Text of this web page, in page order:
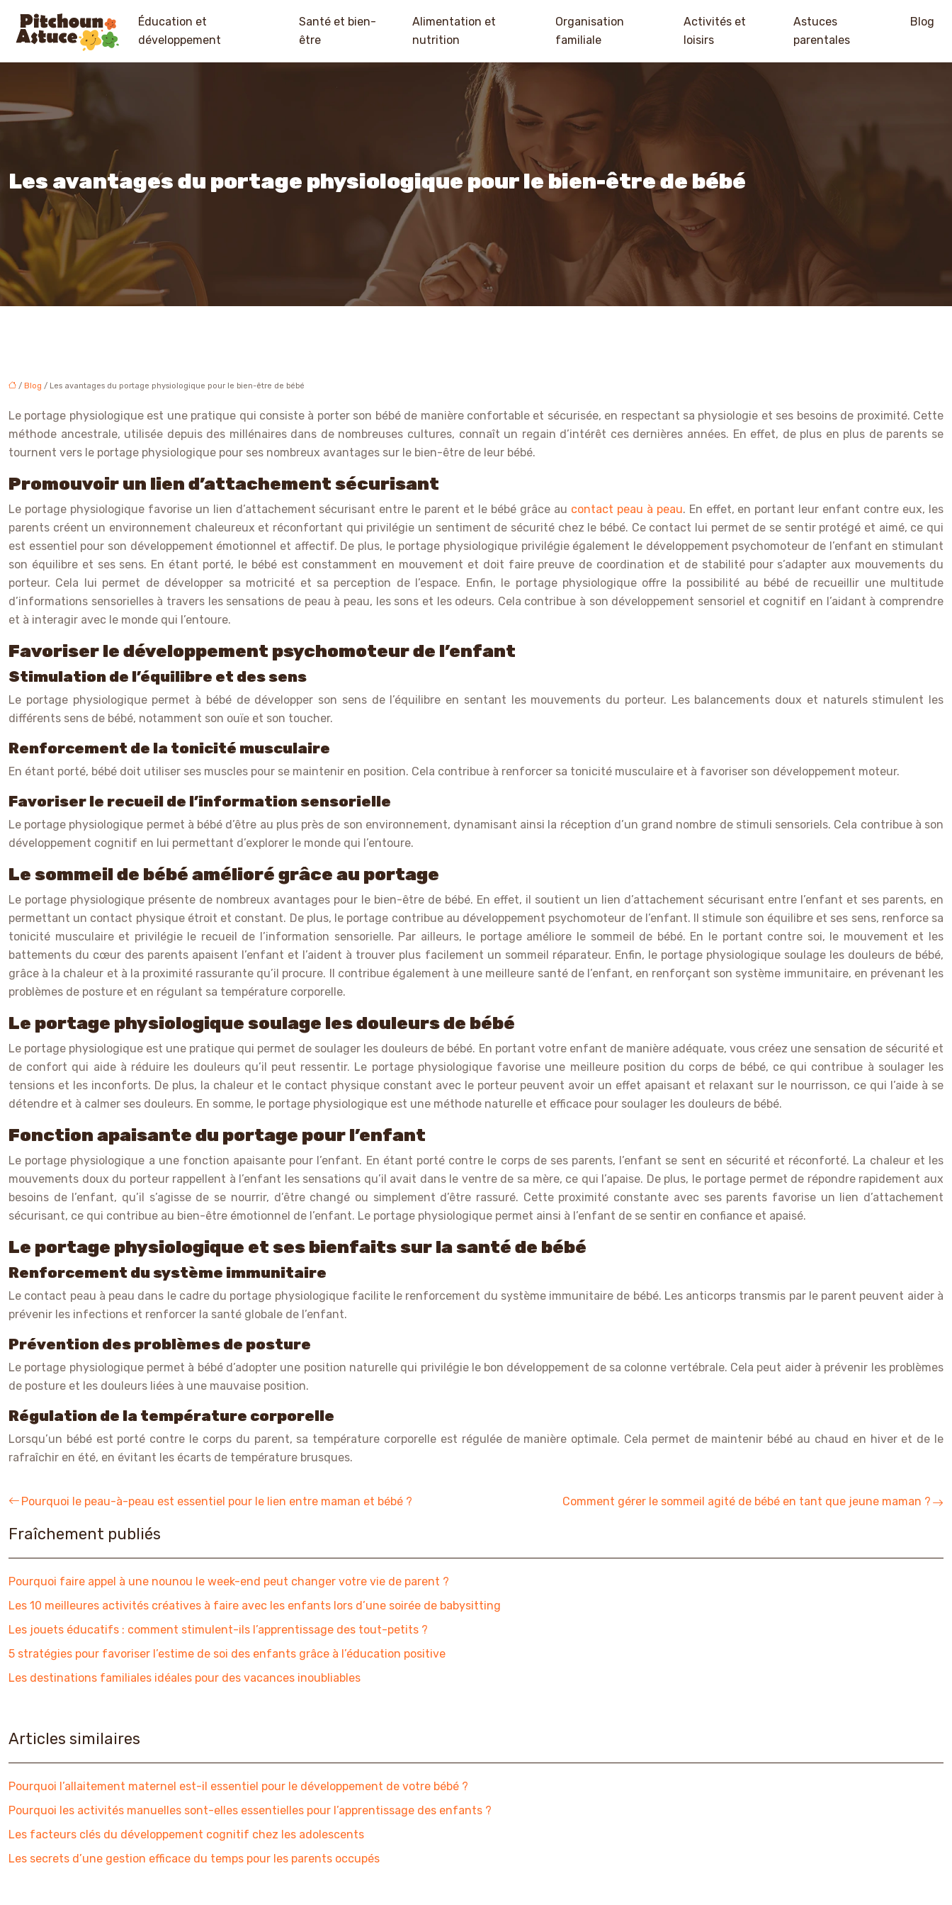
Éducation et
développement
Santé et bien-
être
Alimentation et
nutrition
Organisation
familiale
Activités et
loisirs
Astuces
parentales
Blog
Les avantages du portage physiologique pour le bien-être de bébé
/ Blog / Les avantages du portage physiologique pour le bien-être de bébé
Le portage physiologique est une pratique qui consiste à porter son bébé de manière confortable et sécurisée, en respectant sa physiologie et ses besoins de proximité. Cette
méthode ancestrale, utilisée depuis des millénaires dans de nombreuses cultures, connaît un regain d’intérêt ces dernières années. En effet, de plus en plus de parents se
tournent vers le portage physiologique pour ses nombreux avantages sur le bien-être de leur bébé.
Promouvoir un lien d’attachement sécurisant
Le portage physiologique favorise un lien d’attachement sécurisant entre le parent et le bébé grâce au contact peau à peau. En effet, en portant leur enfant contre eux, les
parents créent un environnement chaleureux et réconfortant qui privilégie un sentiment de sécurité chez le bébé. Ce contact lui permet de se sentir protégé et aimé, ce qui
est essentiel pour son développement émotionnel et affectif. De plus, le portage physiologique privilégie également le développement psychomoteur de l’enfant en stimulant
son équilibre et ses sens. En étant porté, le bébé est constamment en mouvement et doit faire preuve de coordination et de stabilité pour s’adapter aux mouvements du
porteur. Cela lui permet de développer sa motricité et sa perception de l’espace. Enfin, le portage physiologique offre la possibilité au bébé de recueillir une multitude
d’informations sensorielles à travers les sensations de peau à peau, les sons et les odeurs. Cela contribue à son développement sensoriel et cognitif en l’aidant à comprendre
et à interagir avec le monde qui l’entoure.
Favoriser le développement psychomoteur de l’enfant
Stimulation de l’équilibre et des sens
Le portage physiologique permet à bébé de développer son sens de l’équilibre en sentant les mouvements du porteur. Les balancements doux et naturels stimulent les
différents sens de bébé, notamment son ouïe et son toucher.
Renforcement de la tonicité musculaire
En étant porté, bébé doit utiliser ses muscles pour se maintenir en position. Cela contribue à renforcer sa tonicité musculaire et à favoriser son développement moteur.
Favoriser le recueil de l’information sensorielle
Le portage physiologique permet à bébé d’être au plus près de son environnement, dynamisant ainsi la réception d’un grand nombre de stimuli sensoriels. Cela contribue à son
développement cognitif en lui permettant d’explorer le monde qui l’entoure.
Le sommeil de bébé amélioré grâce au portage
Le portage physiologique présente de nombreux avantages pour le bien-être de bébé. En effet, il soutient un lien d’attachement sécurisant entre l’enfant et ses parents, en
permettant un contact physique étroit et constant. De plus, le portage contribue au développement psychomoteur de l’enfant. Il stimule son équilibre et ses sens, renforce sa
tonicité musculaire et privilégie le recueil de l’information sensorielle. Par ailleurs, le portage améliore le sommeil de bébé. En le portant contre soi, le mouvement et les
battements du cœur des parents apaisent l’enfant et l’aident à trouver plus facilement un sommeil réparateur. Enfin, le portage physiologique soulage les douleurs de bébé,
grâce à la chaleur et à la proximité rassurante qu’il procure. Il contribue également à une meilleure santé de l’enfant, en renforçant son système immunitaire, en prévenant les
problèmes de posture et en régulant sa température corporelle.
Le portage physiologique soulage les douleurs de bébé
Le portage physiologique est une pratique qui permet de soulager les douleurs de bébé. En portant votre enfant de manière adéquate, vous créez une sensation de sécurité et
de confort qui aide à réduire les douleurs qu’il peut ressentir. Le portage physiologique favorise une meilleure position du corps de bébé, ce qui contribue à soulager les
tensions et les inconforts. De plus, la chaleur et le contact physique constant avec le porteur peuvent avoir un effet apaisant et relaxant sur le nourrisson, ce qui l’aide à se
détendre et à calmer ses douleurs. En somme, le portage physiologique est une méthode naturelle et efficace pour soulager les douleurs de bébé.
Fonction apaisante du portage pour l’enfant
Le portage physiologique a une fonction apaisante pour l’enfant. En étant porté contre le corps de ses parents, l’enfant se sent en sécurité et réconforté. La chaleur et les
mouvements doux du porteur rappellent à l’enfant les sensations qu’il avait dans le ventre de sa mère, ce qui l’apaise. De plus, le portage permet de répondre rapidement aux
besoins de l’enfant, qu’il s’agisse de se nourrir, d’être changé ou simplement d’être rassuré. Cette proximité constante avec ses parents favorise un lien d’attachement
sécurisant, ce qui contribue au bien-être émotionnel de l’enfant. Le portage physiologique permet ainsi à l’enfant de se sentir en confiance et apaisé.
Le portage physiologique et ses bienfaits sur la santé de bébé
Renforcement du système immunitaire
Le contact peau à peau dans le cadre du portage physiologique facilite le renforcement du système immunitaire de bébé. Les anticorps transmis par le parent peuvent aider à
prévenir les infections et renforcer la santé globale de l’enfant.
Prévention des problèmes de posture
Le portage physiologique permet à bébé d’adopter une position naturelle qui privilégie le bon développement de sa colonne vertébrale. Cela peut aider à prévenir les problèmes
de posture et les douleurs liées à une mauvaise position.
Régulation de la température corporelle
Lorsqu’un bébé est porté contre le corps du parent, sa température corporelle est régulée de manière optimale. Cela permet de maintenir bébé au chaud en hiver et de le
rafraîchir en été, en évitant les écarts de température brusques.
Pourquoi le peau-à-peau est essentiel pour le lien entre maman et bébé ? Comment gérer le sommeil agité de bébé en tant que jeune maman ?
Fraîchement publiés
Pourquoi faire appel à une nounou le week-end peut changer votre vie de parent ?
Les 10 meilleures activités créatives à faire avec les enfants lors d’une soirée de babysitting
Les jouets éducatifs : comment stimulent-ils l’apprentissage des tout-petits ?
5 stratégies pour favoriser l’estime de soi des enfants grâce à l’éducation positive
Les destinations familiales idéales pour des vacances inoubliables
Articles similaires
Pourquoi l’allaitement maternel est-il essentiel pour le développement de votre bébé ?
Pourquoi les activités manuelles sont-elles essentielles pour l’apprentissage des enfants ?
Les facteurs clés du développement cognitif chez les adolescents
Les secrets d’une gestion efficace du temps pour les parents occupés